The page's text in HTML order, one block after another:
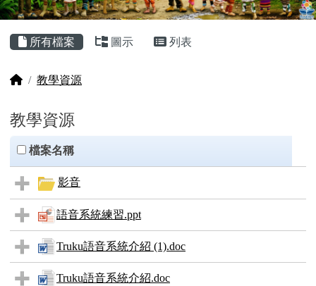
主內容區域
所有檔案 圖示 列表
回首頁
教學資源
教學資源
clickAll
檔案名稱
影音
語音系統練習.ppt
Truku語音系統介紹 (1).doc
Truku語音系統介紹.doc
頁尾區域